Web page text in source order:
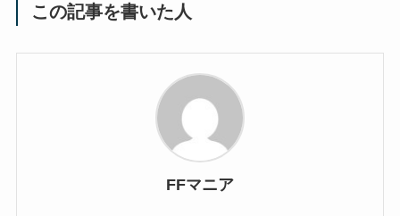
この記事を書いた人
FFマニア